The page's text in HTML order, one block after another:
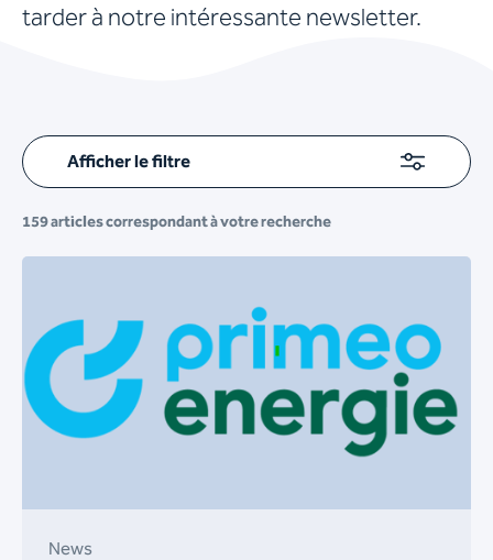
tarder à notre intéressante newsletter.
Afficher le filtre
159articles correspondant à votre recherche
News